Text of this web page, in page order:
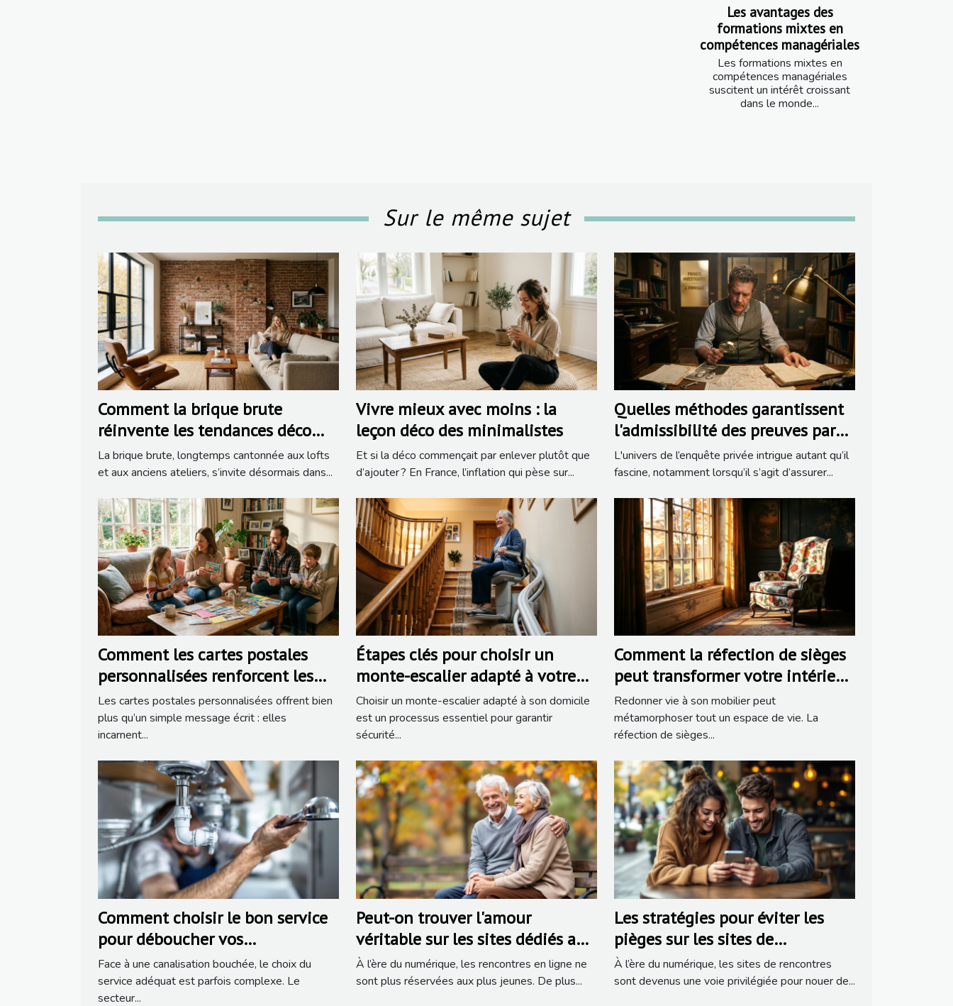
Les avantages des
formations mixtes en
compétences managériales
Les formations mixtes en
compétences managériales
suscitent un intérêt croissant
dans le monde...
Sur le même sujet
Comment la brique brute
réinvente les tendances déco
dans la rénovation moderne
La brique brute, longtemps cantonnée aux lofts
et aux anciens ateliers, s’invite désormais dans...
Vivre mieux avec moins : la
leçon déco des minimalistes
Et si la déco commençait par enlever plutôt que
d’ajouter ? En France, l’inflation qui pèse sur...
Quelles méthodes garantissent
l'admissibilité des preuves par
un détective ?
L'univers de l’enquête privée intrigue autant qu’il
fascine, notamment lorsqu’il s’agit d’assurer...
Comment les cartes postales
personnalisées renforcent les
liens familiaux ?
Les cartes postales personnalisées offrent bien
plus qu’un simple message écrit : elles
incarnent...
Étapes clés pour choisir un
monte-escalier adapté à votre
domicile
Choisir un monte-escalier adapté à son domicile
est un processus essentiel pour garantir
sécurité...
Comment la réfection de sièges
peut transformer votre intérieur
?
Redonner vie à son mobilier peut
métamorphoser tout un espace de vie. La
réfection de sièges...
Comment choisir le bon service
pour déboucher vos
canalisations ?
Face à une canalisation bouchée, le choix du
service adéquat est parfois complexe. Le
secteur...
Peut-on trouver l'amour
véritable sur les sites dédiés aux
seniors ?
À l’ère du numérique, les rencontres en ligne ne
sont plus réservées aux plus jeunes. De plus...
Les stratégies pour éviter les
pièges sur les sites de
rencontres populaires
À l’ère du numérique, les sites de rencontres
sont devenus une voie privilégiée pour nouer de...